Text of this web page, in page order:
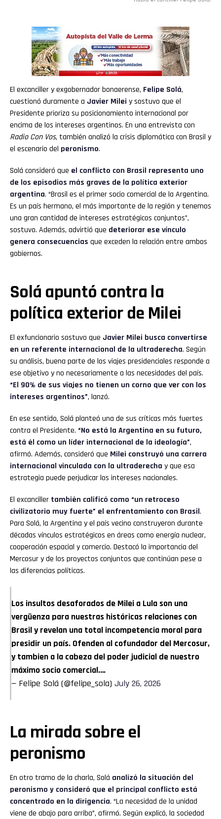
El excanciller y exgobernador bonaerense, Felipe Solá,
cuestionó duramente a Javier Milei y sostuvo que el
Presidente prioriza su posicionamiento internacional por
encima de los intereses argentinos. En una entrevista con
Radio Con Vos, también analizó la crisis diplomática con Brasil y
el escenario del peronismo.
Solá consideró que el conflicto con Brasil representa uno
de los episodios más graves de la política exterior
argentina. “Brasil es el primer socio comercial de la Argentina.
Es un país hermano, el más importante de la región y tenemos
una gran cantidad de intereses estratégicos conjuntos”,
sostuvo. Además, advirtió que deteriorar ese vínculo
genera consecuencias que exceden la relación entre ambos
gobiernos.
Solá apuntó contra la
política exterior de Milei
El exfuncionario sostuvo que Javier Milei busca convertirse
en un referente internacional de la ultraderecha. Según
su análisis, buena parte de los viajes presidenciales responde a
ese objetivo y no necesariamente a las necesidades del país.
“El 90% de sus viajes no tienen un corno que ver con los
intereses argentinos”, lanzó.
En ese sentido, Solá planteó una de sus críticas más fuertes
contra el Presidente. “No está la Argentina en su futuro,
está él como un líder internacional de la ideología”,
afirmó. Además, consideró que Milei construyó una carrera
internacional vinculada con la ultraderecha y que esa
estrategia puede perjudicar los intereses nacionales.
El excanciller también calificó como “un retroceso
civilizatorio muy fuerte” el enfrentamiento con Brasil.
Para Solá, la Argentina y el país vecino construyeron durante
décadas vínculos estratégicos en áreas como energía nuclear,
cooperación espacial y comercio. Destacó la importancia del
Mercosur y de los proyectos conjuntos que continúan pese a
las diferencias políticas.
Los insultos desaforados de Milei a Lula son una
vergüenza para nuestras históricas relaciones con
Brasil y revelan una total incompetencia moral para
presidir un país. Ofenden al cofundador del Mercosur,
y tambien a la cabeza del poder judicial de nuestro
máximo socio comercial.…
— Felipe Solá (@felipe_sola) July 26, 2026
La mirada sobre el
peronismo
En otro tramo de la charla, Solá analizó la situación del
peronismo y consideró que el principal conflicto está
concentrado en la dirigencia. “La necesidad de la unidad
viene de abajo para arriba”, afirmó. Según explicó, la sociedad